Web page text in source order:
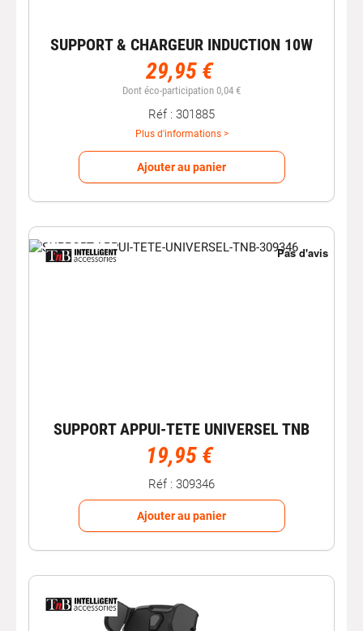
SUPPORT & CHARGEUR INDUCTION 10W
29,95 €
Dont éco-participation 0,04 €
Réf : 301885
Plus d'informations >
Ajouter au panier
SUPPORT APPUI-TETE UNIVERSEL TNB
19,95 €
Réf : 309346
Ajouter au panier